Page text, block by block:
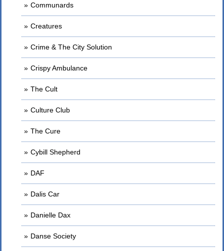
Communards
Creatures
Crime & The City Solution
Crispy Ambulance
The Cult
Culture Club
The Cure
Cybill Shepherd
DAF
Dalis Car
Danielle Dax
Danse Society